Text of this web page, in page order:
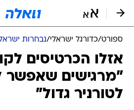
ספורט/כדורגל ישראלי/נבחרות
אזלו הכרטיסים
"מרגישים שאפשר
לטורניר גדול"